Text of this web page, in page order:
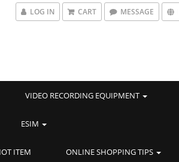
LOG IN CART MESSAGE
VIDEO RECORDING EQUIPMENT
ESIM
ITEM ONLINE SHOPPING TIPS